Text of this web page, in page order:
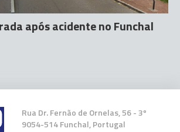
após acidente no Funchal
Rua Dr. Fernão de Ornelas, 56 - 3º
9054-514 Funchal, Portugal